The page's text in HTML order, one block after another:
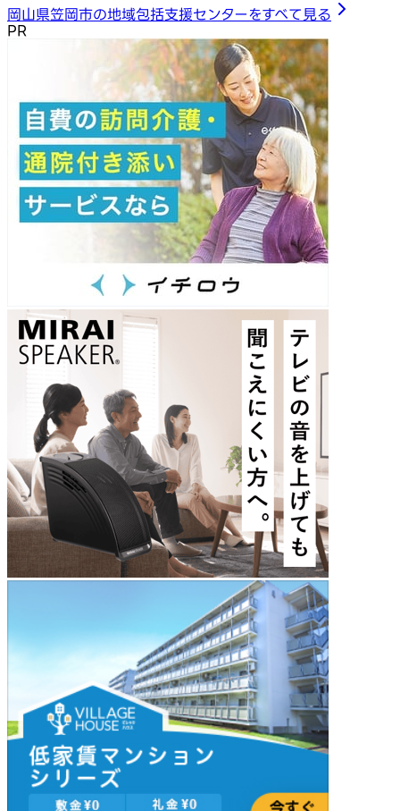
岡山県笠岡市の地域包括支援センターをすべて見る
PR